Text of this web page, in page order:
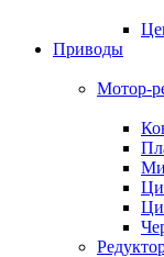
Приводы
Мотор-